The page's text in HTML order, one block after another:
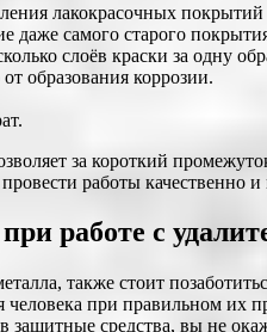
лакокрасочных
даже самого старого
слоёв краски за одну
образования коррозии.
за короткий
работы качественно
работе с
также стоит
человека при правильном их
средства, вы не